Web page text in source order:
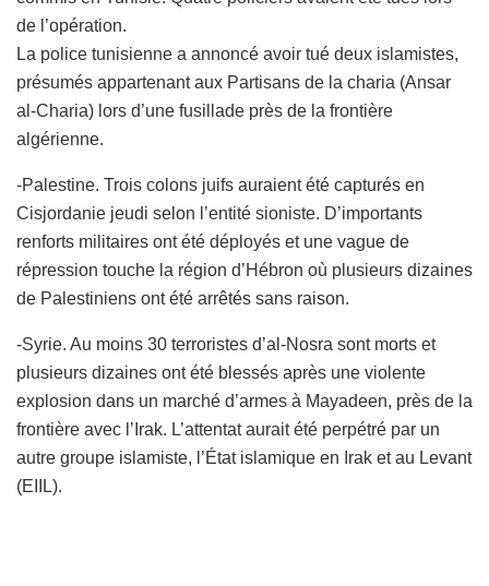
de l’opération.
La police tunisienne a annoncé avoir tué deux islamistes,
présumés appartenant aux Partisans de la charia (Ansar
al-Charia) lors d’une fusillade près de la frontière
algérienne.
-Palestine. Trois colons juifs auraient été capturés en
Cisjordanie jeudi selon l’entité sioniste. D’importants
renforts militaires ont été déployés et une vague de
répression touche la région d’Hébron où plusieurs dizaines
de Palestiniens ont été arrêtés sans raison.
-Syrie. Au moins 30 terroristes d’al-Nosra sont morts et
plusieurs dizaines ont été blessés après une violente
explosion dans un marché d’armes à Mayadeen, près de la
frontière avec l’Irak. L’attentat aurait été perpétré par un
autre groupe islamiste, l’État islamique en Irak et au Levant
(EIIL).